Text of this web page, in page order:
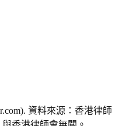
資料來源：香港律師